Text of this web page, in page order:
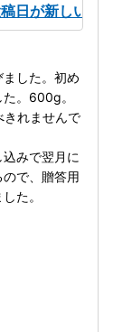
日が新しい順
ました。初め
。600g。
きれませんで
みで翌月に
で、贈答用
た。